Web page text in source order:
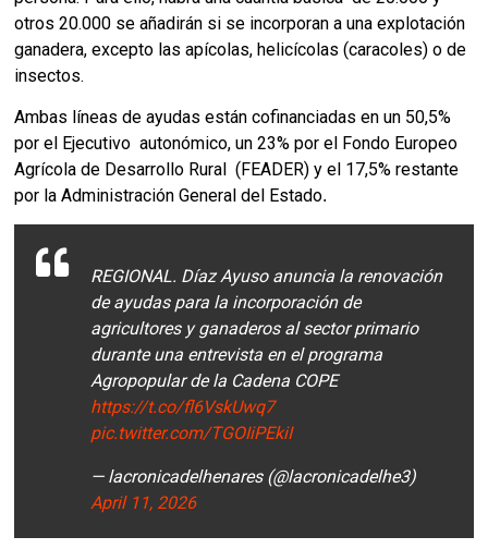
otros 20.000 se añadirán si se incorporan a una explotación
ganadera, excepto las apícolas, helicícolas (caracoles) o de
insectos.
Ambas líneas de ayudas están cofinanciadas en un 50,5%
por el Ejecutivo  autonómico, un 23% por el Fondo Europeo
Agrícola de Desarrollo Rural  (FEADER) y el 17,5% restante
por la Administración General del Estado.
REGIONAL. Díaz Ayuso anuncia la renovación
de ayudas para la incorporación de
agricultores y ganaderos al sector primario
durante una entrevista en el programa
Agropopular de la Cadena COPE
https://t.co/fl6VskUwq7
pic.twitter.com/TGOIiPEkiI
— lacronicadelhenares (@lacronicadelhe3)
April 11, 2026